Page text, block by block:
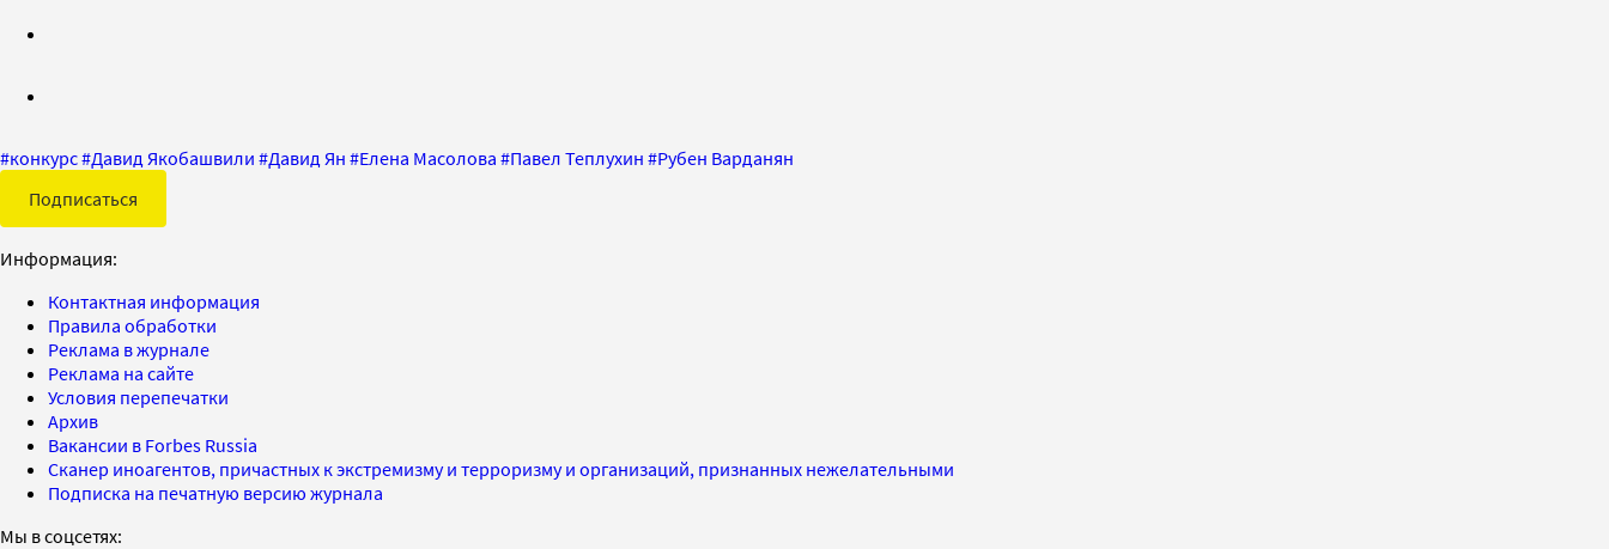
#конкурс#Давид Якобашвили #Давид Ян #Елена Масолова #Павел Теплухин #Рубен Варданян
Подписаться
Информация:
Контактная информация
Правила обработки
Реклама в журнале
Реклама на сайте
Условия перепечатки
Архив
Вакансии в Forbes Russia
Сканер иноагентов, причастных к экстремизму и терроризму и организаций, признанных нежелательными
Подписка на печатную версию журнала
Мы в соцсетях: